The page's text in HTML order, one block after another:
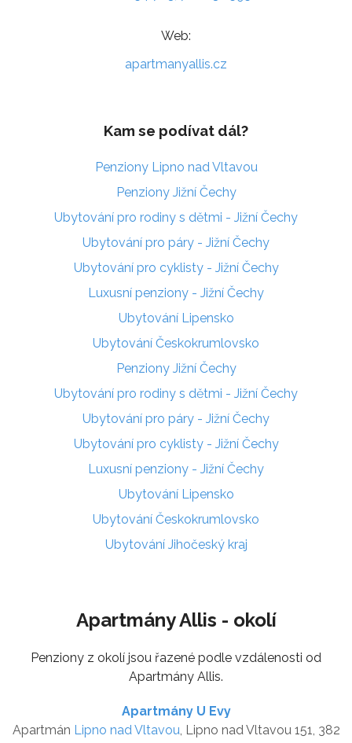
Web:
apartmanyallis.cz
Kam se podívat dál?
Penziony Lipno nad Vltavou
Penziony Jižní Čechy
Ubytování pro rodiny s dětmi - Jižní Čechy
Ubytování pro páry - Jižní Čechy
Ubytování pro cyklisty - Jižní Čechy
Luxusní penziony - Jižní Čechy
Ubytování Lipensko
Ubytování Českokrumlovsko
Penziony Jižní Čechy
Ubytování pro rodiny s dětmi - Jižní Čechy
Ubytování pro páry - Jižní Čechy
Ubytování pro cyklisty - Jižní Čechy
Luxusní penziony - Jižní Čechy
Ubytování Lipensko
Ubytování Českokrumlovsko
Ubytování Jihočeský kraj
Apartmány Allis - okolí
Penziony z okolí jsou řazené podle vzdálenosti od
Apartmány Allis.
Apartmány U Evy
Apartmán Lipno nad Vltavou , Lipno nad Vltavou 151, 382